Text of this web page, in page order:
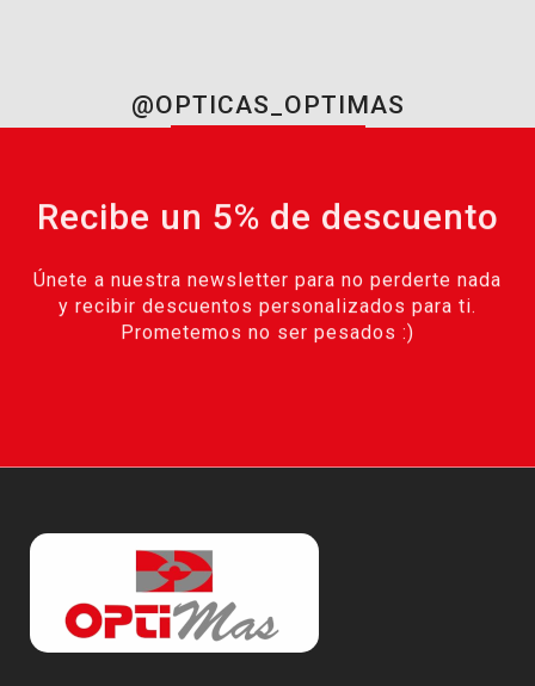
@OPTICAS_OPTIMAS
Recibe un 5% de descuento
Únete a nuestra newsletter para no perderte nada
y recibir descuentos personalizados para ti.
Prometemos no ser pesados :)